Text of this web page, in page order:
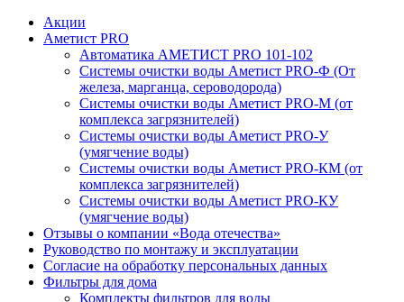
Акции
Аметист PRO
Автоматика АМЕТИСТ PRO 101-102
Системы очистки воды Аметист PRO-Ф (От
железа, марганца, сероводорода)
Системы очистки воды Аметист PRO-M (от
комплекса загрязнителей)
Системы очистки воды Аметист PRO-У
(умягчение воды)
Системы очистки воды Аметист PRO-КM (от
комплекса загрязнителей)
Системы очистки воды Аметист PRO-КУ
(умягчение воды)
Отзывы о компании «Вода отечества»
Руководство по монтажу и эксплуатации
Согласие на обработку персональных данных
Фильтры для дома
Комплекты фильтров для воды